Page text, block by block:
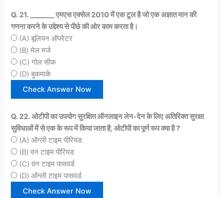
Q. 21. _______ एमएस एक्सेल 2010 में एक टूल है जो एक अज्ञात मान की
गणना करने के उद्देश्य से पीछे की ओर काम करता है।
(A) बूलियन ऑपरेटर
(B) मेल मर्ज
(C) गोल सीक
(D) बुकमार्क
Q. 22. ओटीपी का उपयोग सुरक्षित ऑनलाइन लेन-देन के लिए अतिरिक्त सुरक्षा
सुविधाओं में से एक के रूप में किया जाता है, ओटीपी का पूर्ण रूप क्या है ?
(A) ऑन्ली टाइम पीरियड
(B) वन टाइम पीरियड
(C) वन टाइम पासवर्ड
(D) ऑन्ली टाइम पासवर्ड